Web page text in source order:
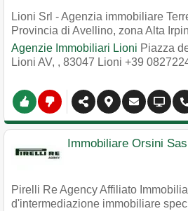
Lioni Srl - Agenzia immobiliare
Provincia di Avellino, zona Alta
Agenzie Immobiliari Lioni Piazza
Lioni AV, , 83047 Lioni +39
Immobiliare Orsini Sas
Pirelli Re Agency Affiliato
d'intermediazione immobiliare